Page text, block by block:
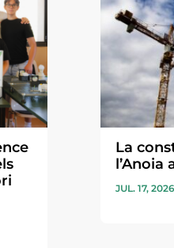
La
l’Anoia
JUL. 17, 2026